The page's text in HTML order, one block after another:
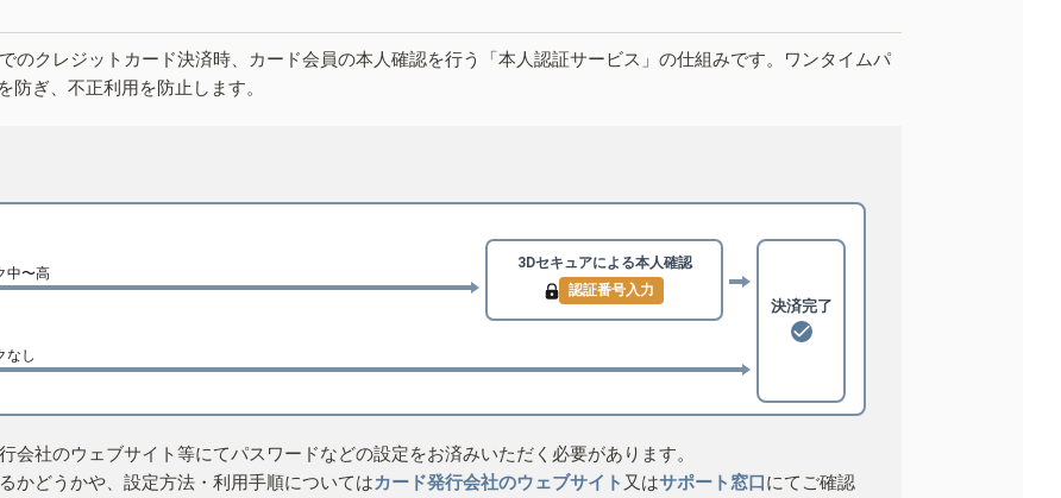
のクレジットカード決済時、カード会員の本人確認を行う「本人認証サービス」の仕組みです。ワンタイムパ
ぎ、不正利用を防止します。
中〜高
3Dセキュアによる本人確認
認証番号入力
なし
決済完了
会社のウェブサイト等にてパスワードなどの設定をお済みいただく必要があります。
かどうかや、設定方法・利用手順についてはカード発行会社のウェブサイト 又はサポート窓口にてご確認